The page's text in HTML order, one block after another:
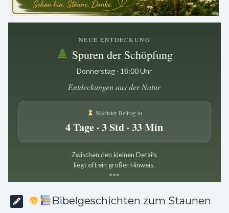
.
NEUE ENTDECKUNG
Spuren der Schöpfung
Donnerstag · 18:00 Uhr
Entdeckungen aus der Natur
Nächster Beitrag in
4 Tage · 3 Std · 33 Min
Zwischen den kleinen Details
liegt oft ein großer Hinweis.
***
Bibelgeschichten zum Staunen